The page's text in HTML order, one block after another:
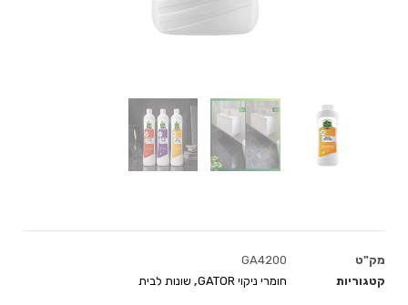
מק"ט
GA4200
קטגוריות
חומרי ניקוי GATOR , שונות לבית